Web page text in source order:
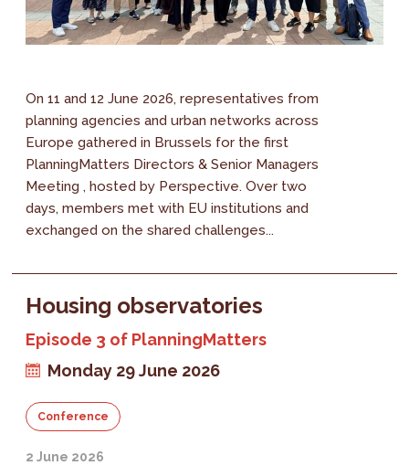
On 11 and 12 June 2026, representatives from
planning agencies and urban networks across
Europe gathered in Brussels for the first
PlanningMatters Directors & Senior Managers
Meeting , hosted by Perspective. Over two
days, members met with EU institutions and
exchanged on the shared challenges...
Housing observatories
Episode 3 of PlanningMatters
Monday 29 June 2026
Conference
2 June 2026